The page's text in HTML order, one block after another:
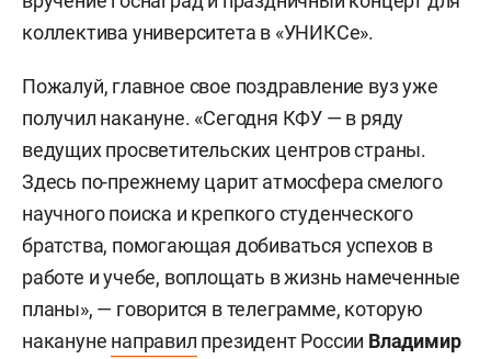
коллектива университета в «УНИКСе».
Пожалуй, главное свое поздравление вуз уже
получил накануне. «Сегодня КФУ — в ряду
ведущих просветительских центров страны.
Здесь по-прежнему царит атмосфера смелого
научного поиска и крепкого студенческого
братства, помогающая добиваться успехов в
работе и учебе, воплощать в жизнь намеченные
планы», — говорится в телеграмме, которую
накануне направил президент России Владимир